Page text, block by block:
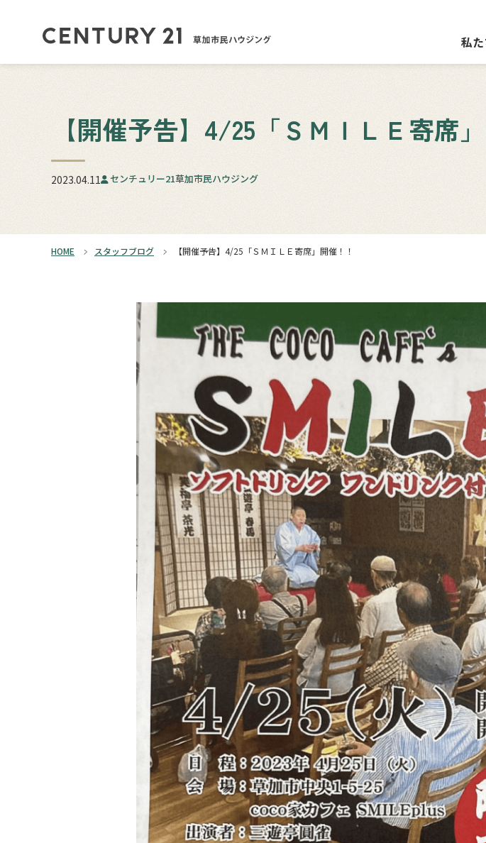
私
【開催予告】4/25「ＳＭＩＬＥ寄席
2023.04.11 センチュリー21草加市民ハウジング
HOME スタッフブログ 【開催予告】4/25「ＳＭＩＬＥ寄席」開催！！